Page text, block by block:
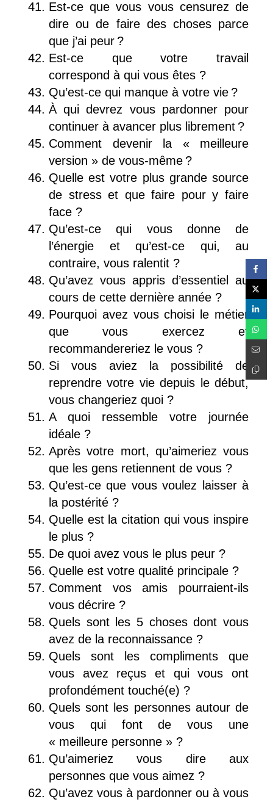
Est-ce que vous vous censurez de
dire ou de faire des choses parce
que j’ai peur ?
Est-ce que votre travail
correspond à qui vous êtes ?
Qu’est-ce qui manque à votre vie ?
À qui devrez vous pardonner pour
continuer à avancer plus librement ?
Comment devenir la « meilleure
version » de vous-même ?
Quelle est votre plus grande source
de stress et que faire pour y faire
face ?
Qu’est-ce qui vous donne de
l’énergie et qu’est-ce qui, au
contraire, vous ralentit ?
Qu’avez vous appris d’essentiel au
cours de cette dernière année ?
Pourquoi avez vous choisi le métier
que vous exercez et
recommandereriez le vous ?
Si vous aviez la possibilité de
reprendre votre vie depuis le début,
vous changeriez quoi ?
A quoi ressemble votre journée
idéale ?
Après votre mort, qu’aimeriez vous
que les gens retiennent de vous ?
Qu’est-ce que vous voulez laisser à
la postérité ?
Quelle est la citation qui vous inspire
le plus ?
De quoi avez vous le plus peur ?
Quelle est votre qualité principale ?
Comment vos amis pourraient-ils
vous décrire ?
Quels sont les 5 choses dont vous
avez de la reconnaissance ?
Quels sont les compliments que
vous avez reçus et qui vous ont
profondément touché(e) ?
Quels sont les personnes autour de
vous qui font de vous une
« meilleure personne » ?
Qu’aimeriez vous dire aux
personnes que vous aimez ?
Qu’avez vous à pardonner ou à vous